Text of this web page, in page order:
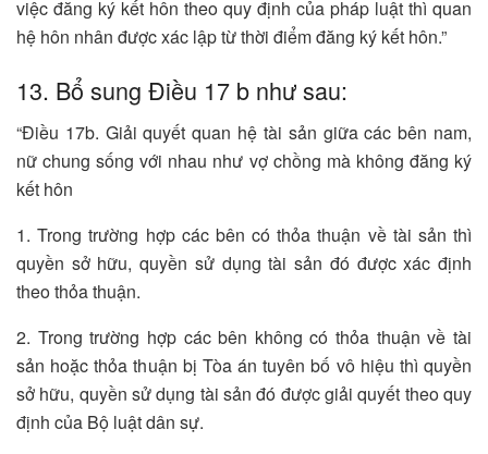
việc đăng ký kết hôn theo quy định của pháp luật thì quan
hệ hôn nhân được xác lập từ thời điểm đăng ký kết hôn.”
13. Bổ sung Điều 17 b như sau:
“Điều 17b. Giải quyết quan hệ tài sản giữa các bên nam,
nữ chung sống với nhau như vợ chồng mà không đăng ký
kết hôn
1. Trong trường hợp các bên có thỏa thuận về tài sản thì
quyền sở hữu, quyền sử dụng tài sản đó được xác định
theo thỏa thuận.
2. Trong trường hợp các bên không có thỏa thuận về tài
sản hoặc thỏa thuận bị Tòa án tuyên bố vô hiệu thì quyền
sở hữu, quyền sử dụng tài sản đó được giải quyết theo quy
định của Bộ luật dân sự.